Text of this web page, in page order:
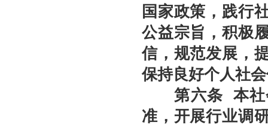
关于发布2026年北京市信用承诺企业 拍卖企业（第二批）名单的公告
党建领航商旅融合，联动赋能行业发展——联合党委组织开展“七一”主题党日活动
坚守人民立场 践行正确政绩观——北京拍卖协会流动党支部与第六流动联合党支部
压实安全责任 筑牢商务领域应急防线——北京拍卖协会参加全市商务领域“安全生产
艺术疗愈生活 展现积极人生 ——北京拍卖协会姚光锋会长一行参观刘双舟教授作品
强化内部监督机制 护航协会健康发展——北拍协第五届第四次监事会顺利召开
完善治理体系，研究发展重点，共促高质量发展——北京拍卖协会召开第五届第六次
国家政策，践行
公益宗旨，积极
信，规范发展，
保持良好个人社
第六条 本
准，开展行业调